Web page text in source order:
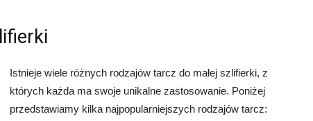
Istnieje wiele różnych rodzajów tarcz do małej szlifierki, z
których każda ma swoje unikalne zastosowanie. Poniżej
przedstawiamy kilka najpopularniejszych rodzajów tarcz: